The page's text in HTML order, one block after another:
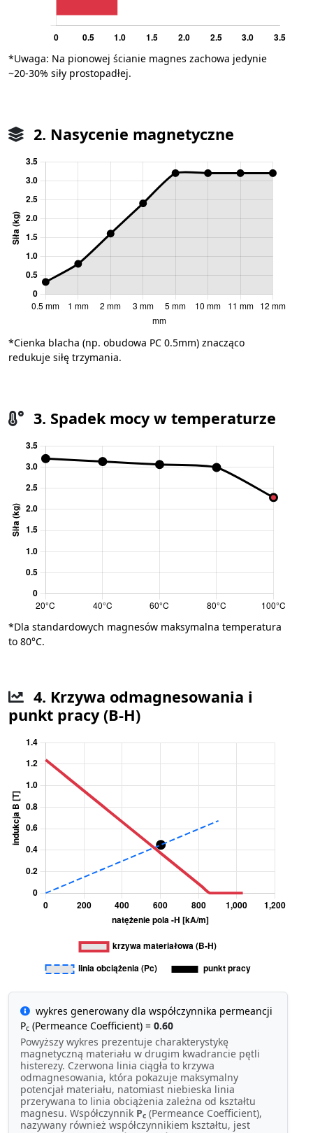
*Uwaga: Na pionowej ścianie magnes zachowa jedynie
~20-30% siły prostopadłej.
2. Nasycenie magnetyczne
*Cienka blacha (np. obudowa PC 0.5mm) znacząco
redukuje siłę trzymania.
3. Spadek mocy w temperaturze
*Dla standardowych magnesów maksymalna temperatura
to 80°C.
4. Krzywa odmagnesowania i
punkt pracy (B-H)
wykres generowany dla współczynnika permeancji
Pc (Permeance Coefficient) = 0.60
Powyższy wykres prezentuje charakterystykę
magnetyczną materiału w drugim kwadrancie pętli
histerezy. Czerwona linia ciągła to krzywa
odmagnesowania, która pokazuje maksymalny
potencjał materiału, natomiast niebieska linia
przerywana to linia obciążenia zależna od kształtu
magnesu. Współczynnik Pc (Permeance Coefficient),
nazywany również współczynnikiem kształtu, jest